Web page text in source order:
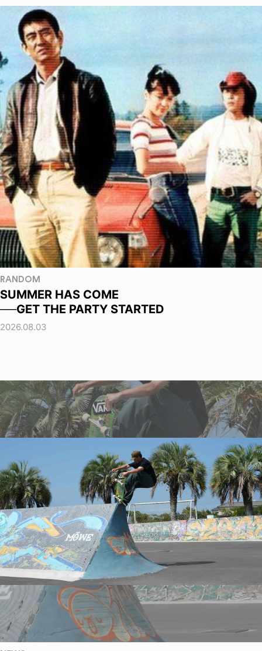
RANDOM
SUMMER HAS COME
──GET THE PARTY STARTED
2026.08.03